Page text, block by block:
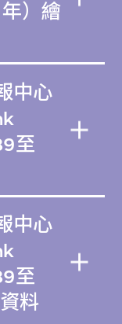
年）繪
中心
至
中心
至
料